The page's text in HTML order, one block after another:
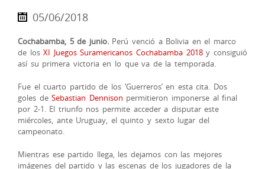
05/06/2018
Cochabamba, 5 de junio.Perú venció a Bolivia en el marco
de losXI Juegos Suramericanos Cochabamba 2018y consiguió
así su primera victoria en lo que va de la temporada.
Fue el cuarto partido de los ‘Guerreros’ en esta cita. Dos
goles deSebastian Dennison permitieron imponerse al final
por 2-1. El triunfo nos permite acceder a disputar este
miércoles, ante Uruguay, el quinto y sexto lugar del
campeonato.
Mientras ese partido llega, les dejamos con las mejores
imágenes del partido y las escenas de los jugadores de la